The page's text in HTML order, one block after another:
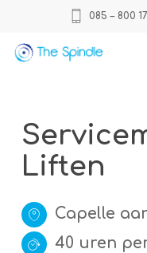
main
085 – 800
Liften
Capelle
40 uren